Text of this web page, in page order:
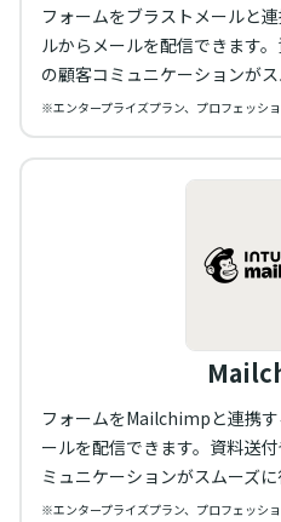
フォームをブラストメールと
ルからメールを配信できます
の顧客コミュニケーションがス
※エンタープライズプラン、プロフェッシ
フォームをMailchimpと連携
ールを配信できます。資料送
ミュニケーションがスムーズに
※エンタープライズプラン、プロフェッシ